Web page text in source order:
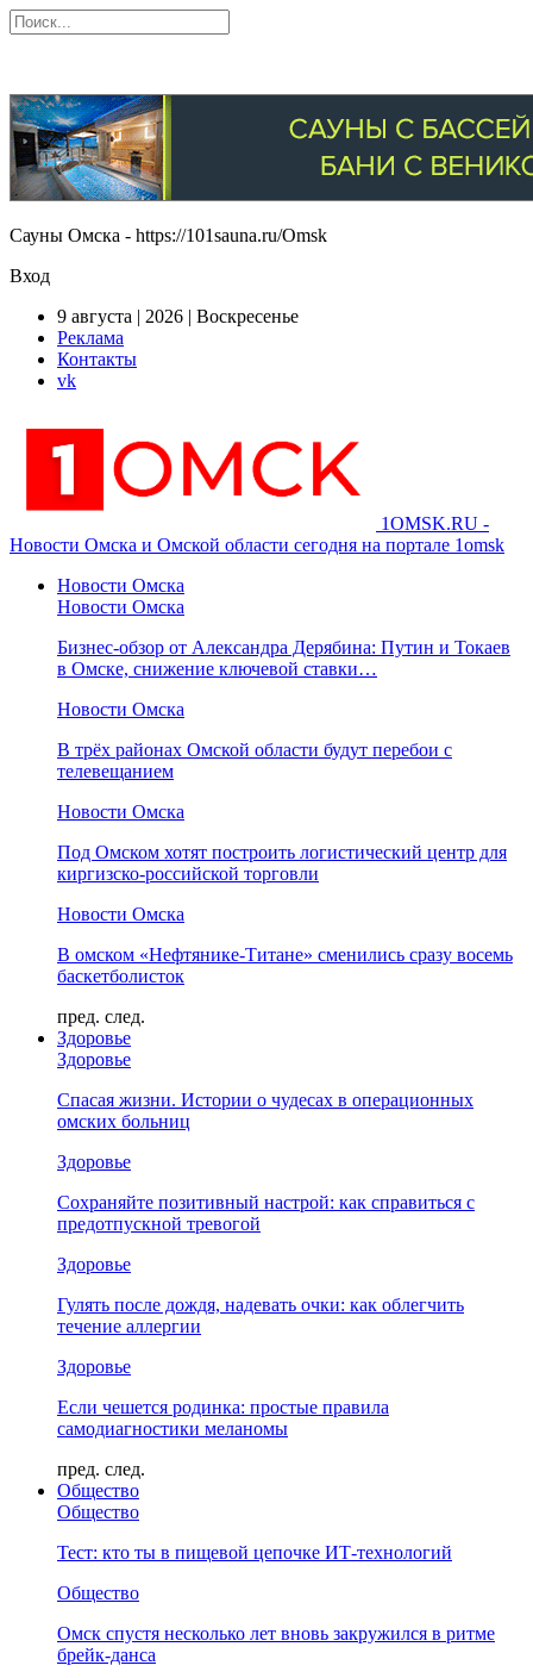
Сауны Омска - https://101sauna.ru/Omsk
Вход
9 августа | 2026 | Воскресенье
Реклама
Контакты
vk
1OMSK.RU -
Новости Омска и Омской области сегодня на портале 1omsk
Новости Омска
Новости Омска
Бизнес-обзор от Александра Дерябина: Путин и Токаев
в Омске, снижение ключевой ставки…
Новости Омска
В трёх районах Омской области будут перебои с
телевещанием
Новости Омска
Под Омском хотят построить логистический центр для
киргизско-российской торговли
Новости Омска
В омском «Нефтянике-Титане» сменились сразу восемь
баскетболисток
пред. след.
Здоровье
Здоровье
Спасая жизни. Истории о чудесах в операционных
омских больниц
Здоровье
Сохраняйте позитивный настрой: как справиться с
предотпускной тревогой
Здоровье
Гулять после дождя, надевать очки: как облегчить
течение аллергии
Здоровье
Если чешется родинка: простые правила
самодиагностики меланомы
пред. след.
Общество
Общество
Тест: кто ты в пищевой цепочке ИТ-технологий
Общество
Омск спустя несколько лет вновь закружился в ритме
брейк-данса